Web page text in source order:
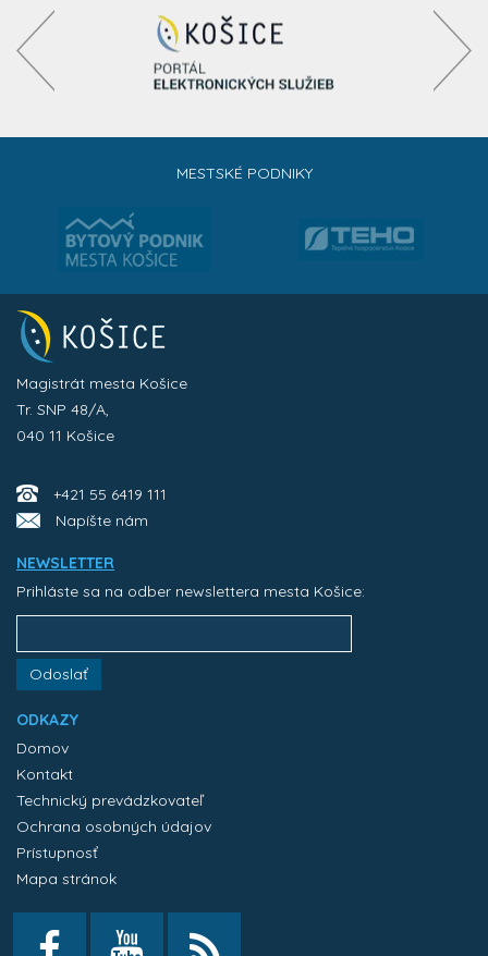
MESTSKÉ PODNIKY
Magistrát mesta Košice
Tr. SNP 48/A,
040 11 Košice
+421 55 6419 111
Napíšte nám
NEWSLETTER
Prihláste sa na odber newslettera mesta Košice:
Odoslať
ODKAZY
Domov
Kontakt
Technický prevádzkovateľ
Ochrana osobných údajov
Prístupnosť
Mapa stránok